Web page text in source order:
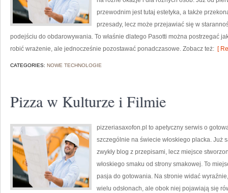
przewodnim jest tutaj estetyka, a także
przesady, lecz może przejawiać się w
podejściu do obdarowywania. To właśnie dlatego Pasotti można postrzegać
robić wrażenie, ale jednocześnie pozostawać ponadczasowe. Zobacz też: [
CATEGORIES: NOWE TECHNOLOGIE
Pizza w Kulturze i Filmie
pizzeriasaxofon.pl to apetyczny serwis o
szczególnie na świecie włoskiego placka. Już
zwykły blog z przepisami, lecz miejsce
włoskiego smaku od strony smakowej. To
pasja do gotowania. Na stronie widać
wielu odsłonach, ale obok niej pojawiają się